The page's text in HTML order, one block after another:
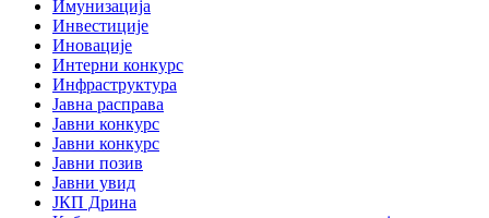
Имунизација
Инвестиције
Иновације
Интерни конкурс
Инфраструктура
Јавна расправа
Јавни конкурс
Јавни конкурс
Јавни позив
Јавни увид
ЈКП Дрина